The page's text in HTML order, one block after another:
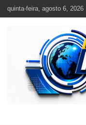
quinta-feira, agosto 6, 2026